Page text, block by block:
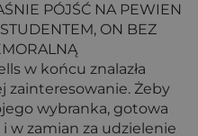
PÓJŚĆ NA PEWIEN
ON BEZ
w końcu znalazła
zainteresowanie. Żeby
wybranka, gotowa
w zamian za udzielenie